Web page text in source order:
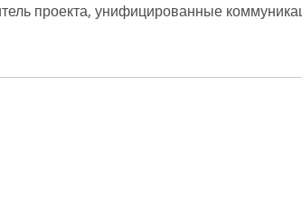
проекта, унифицированные